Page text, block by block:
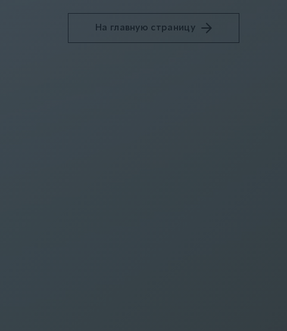
На главную страницу